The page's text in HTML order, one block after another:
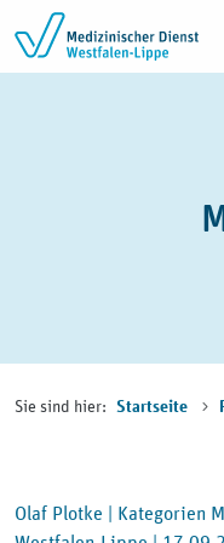
Zum Inhalt springen
Sie sind hier: Startseite
Olaf Plotke | Kategorien